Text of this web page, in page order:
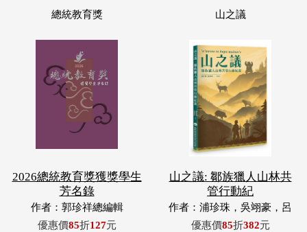
總統教育獎
2026總統教育獎獲獎學生
芳名錄
作者：郭珍祥總編輯
優惠價85折127元
山之議
山之議: 鄒族獵人山林共
管行動紀
作者：浦珍珠，吳翊豪，呂
翊齊，張惠東，許玉青，王
優惠價85折382元